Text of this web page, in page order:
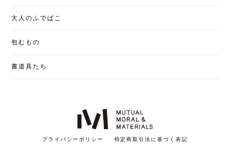
大人のふでばこ
包むもの
書道具たち
プライバシーポリシー 特定商取引法に基づく表記